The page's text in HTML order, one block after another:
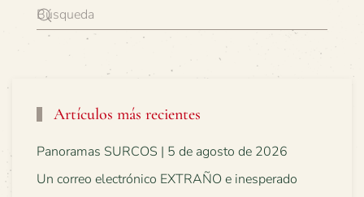
Artículos más recientes
Panoramas SURCOS | 5 de agosto de 2026
Un correo electrónico EXTRAÑO e inesperado